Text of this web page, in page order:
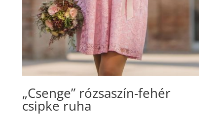
„Csenge” rózsaszín-fehér
csipke ruha